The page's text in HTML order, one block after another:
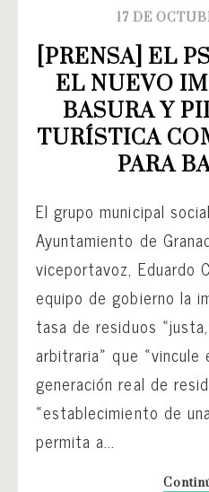
17 DE
[PRENSA] EL
EL NUEVO
BASURA Y
TURÍSTICA
PARA
El grupo municipal
Ayuntamiento de
viceportavoz, Eduardo
equipo de gobierno la
tasa de residuos
arbitraria» que «vincule
generación real de
«establecimiento de
permita a...